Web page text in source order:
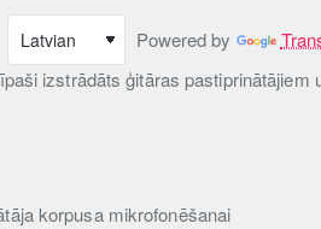
Powered by
izstrādāts ģitāras
korpusa mikrofonēšanai